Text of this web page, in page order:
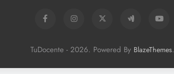
TuDocente - 2026. Powered By BlazeThemes.